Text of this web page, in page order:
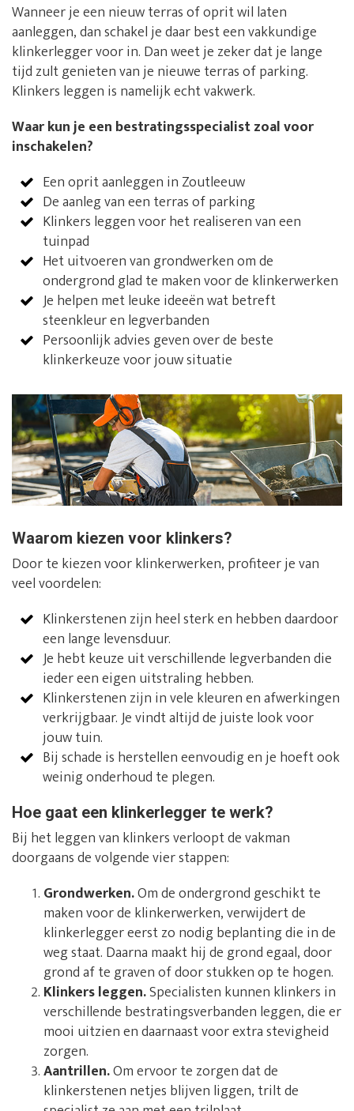
Wanneer je een nieuw terras of oprit wil laten
aanleggen, dan schakel je daar best een vakkundige
klinkerlegger voor in. Dan weet je zeker dat je lange
tijd zult genieten van je nieuwe terras of parking.
Klinkers leggen is namelijk echt vakwerk.
Waar kun je een bestratingsspecialist zoal voor
inschakelen?
Een oprit aanleggen in Zoutleeuw
De aanleg van een terras of parking
Klinkers leggen voor het realiseren van een
tuinpad
Het uitvoeren van grondwerken om de
ondergrond glad te maken voor de klinkerwerken
Je helpen met leuke ideeën wat betreft
steenkleur en legverbanden
Persoonlijk advies geven over de beste
klinkerkeuze voor jouw situatie
Waarom kiezen voor klinkers?
Door te kiezen voor klinkerwerken, profiteer je van
veel voordelen:
Klinkerstenen zijn heel sterk en hebben daardoor
een lange levensduur.
Je hebt keuze uit verschillende legverbanden die
ieder een eigen uitstraling hebben.
Klinkerstenen zijn in vele kleuren en afwerkingen
verkrijgbaar. Je vindt altijd de juiste look voor
jouw tuin.
Bij schade is herstellen eenvoudig en je hoeft ook
weinig onderhoud te plegen.
Hoe gaat een klinkerlegger te werk?
Bij het leggen van klinkers verloopt de vakman
doorgaans de volgende vier stappen:
Grondwerken.Om de ondergrond geschikt te
maken voor de klinkerwerken, verwijdert de
klinkerlegger eerst zo nodig beplanting die in de
weg staat. Daarna maakt hij de grond egaal, door
grond af te graven of door stukken op te hogen.
Klinkers leggen.Specialisten kunnen klinkers in
verschillende bestratingsverbanden leggen, die er
mooi uitzien en daarnaast voor extra stevigheid
zorgen.
Aantrillen.Om ervoor te zorgen dat de
klinkerstenen netjes blijven liggen, trilt de